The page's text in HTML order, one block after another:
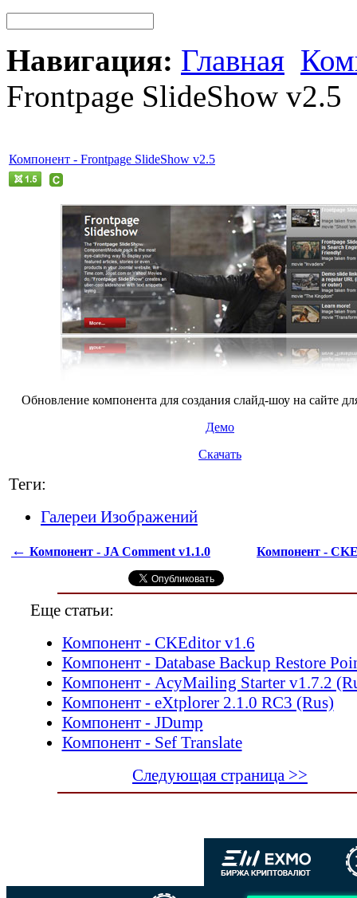
Навигация: Главная
Frontpage SlideShow v2.5
Компонент - Frontpage SlideShow v2.5
Обновление компонента для создания слайд-шоу на сайте
Демо
Скачать
Теги:
Галереи Изображений
← Компонент - JA Comment v1.1.0 Компонент -
Еще статьи:
Компонент - CKEditor v1.6
Компонент - Database Backup Restore
Компонент - AcyMailing Starter v1.7.2
Компонент - eXtplorer 2.1.0 RC3 (Rus)
Компонент - JDump
Компонент - Sef Translate
Следующая страница >>